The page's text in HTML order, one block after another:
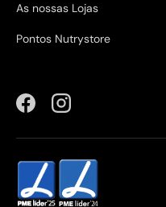
As nossas Lojas
Pontos Nutrystore
FacebookInstagram